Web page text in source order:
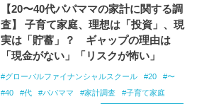
【20〜40代パパママの家計に関する調
査】 子育て家庭、理想は「投資」、現
実は「貯蓄」？ ギャップの理由は
「現金がない」「リスクが怖い」
グローバルファイナンシャルスクール 20
〜
40
代 パパママ 家計調査
子育て家庭